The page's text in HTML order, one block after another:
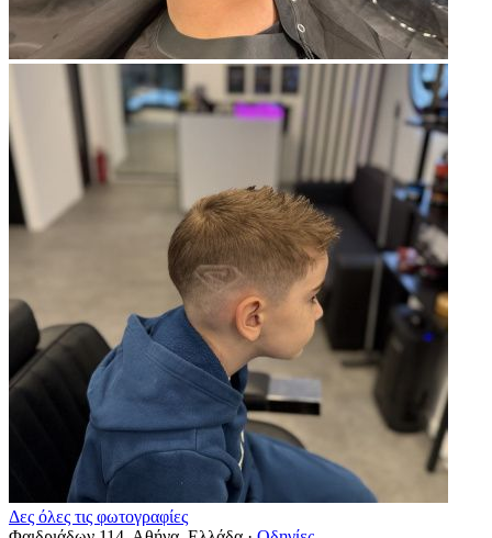
Δες όλες τις φωτογραφίες